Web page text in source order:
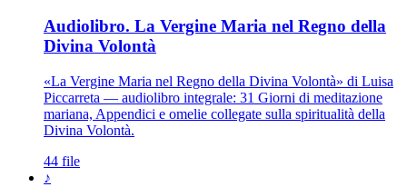
Audiolibro. La Vergine Maria nel Regno della
Divina Volontà
«La Vergine Maria nel Regno della Divina Volontà» di Luisa
Piccarreta — audiolibro integrale: 31 Giorni di meditazione
mariana, Appendici e omelie collegate sulla spiritualità della
Divina Volontà.
44 file
♪